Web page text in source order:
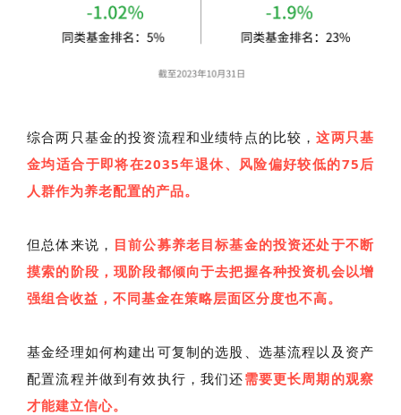
综合两只基金的投资流程和业绩特点的比较，这两只基
金均适合于即将在2035年退休、风险偏好较低的75后
人群作为养老配置的产品。
但总体来说， 目前公募养老目标基金的投资还处于不断
摸索的阶段，现阶段都倾向于去把握各种投资机会以增
强组合收益，不同基金在策略层面区分度也不高。
基金经理如何构建出可复制的选股、选基流程以及资产
配置流程并做到有效执行，我们还需要更长周期的观察
才能建立信心。